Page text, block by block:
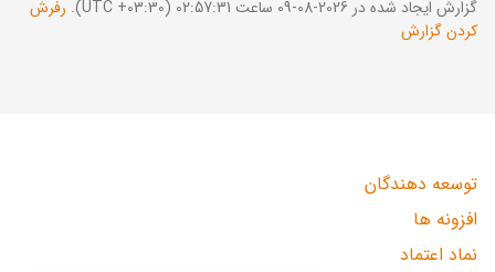
گزارش ایجاد شده در 2026-08-09 ساعت 02:57:31 (UTC +03:30).
رفرش
کردن گزارش
توسعه دهندگان
افزونه ها
نماد اعتماد